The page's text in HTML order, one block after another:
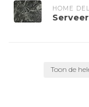
HOME
Toon de